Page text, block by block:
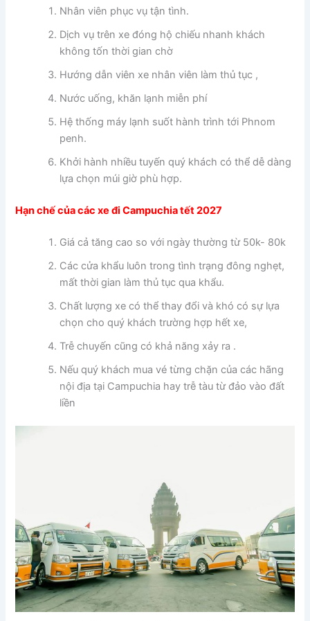
Nhân viên phục vụ tận tình.
Dịch vụ trên xe đóng hộ chiếu nhanh khách
không tốn thời gian chờ
Hướng dẫn viên xe nhân viên làm thủ tục ,
Nước uống, khăn lạnh miễn phí
Hệ thống máy lạnh suốt hành trình tới Phnom
penh.
Khởi hành nhiều tuyến quý khách có thể dễ dàng
lựa chọn múi giờ phù hợp.
Hạn chế của các xe đi Campuchia tết 2027
Giá cả tăng cao so với ngày thường từ 50k- 80k
Các cửa khẩu luôn trong tình trạng đông nghẹt,
mất thời gian làm thủ tục qua khẩu.
Chất lượng xe có thể thay đổi và khó có sự lựa
chọn cho quý khách trường hợp hết xe,
Trễ chuyến cũng có khả năng xảy ra .
Nếu quý khách mua vé từng chặn của các hãng
nội địa tại Campuchia hay trễ tàu từ đảo vào đất
liền